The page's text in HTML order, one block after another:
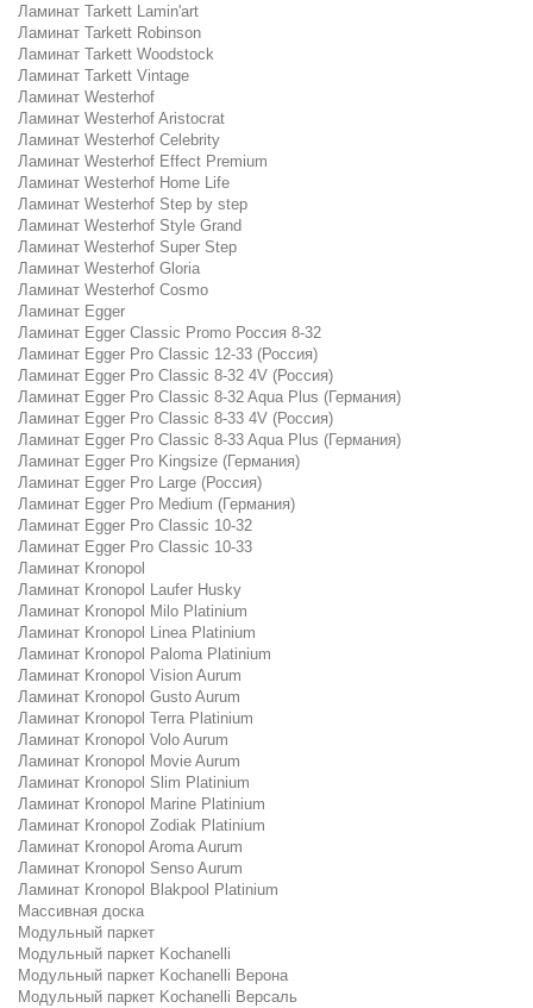
Ламинат Tarkett Lamin'art
Ламинат Tarkett Robinson
Ламинат Tarkett Woodstock
Ламинат Tarkett Vintage
Ламинат Westerhof
Ламинат Westerhof Aristocrat
Ламинат Westerhof Celebrity
Ламинат Westerhof Effect Premium
Ламинат Westerhof Home Life
Ламинат Westerhof Step by step
Ламинат Westerhof Style Grand
Ламинат Westerhof Super Step
Ламинат Westerhof Gloria
Ламинат Westerhof Cosmo
Ламинат Egger
Ламинат Egger Classic Promo Россия 8-32
Ламинат Egger Pro Classic 12-33 (Россия)
Ламинат Egger Pro Classic 8-32 4V (Россия)
Ламинат Egger Pro Classic 8-32 Aqua Plus (Германия)
Ламинат Egger Pro Classic 8-33 4V (Россия)
Ламинат Egger Pro Classic 8-33 Aqua Plus (Германия)
Ламинат Egger Pro Kingsize (Германия)
Ламинат Egger Pro Large (Россия)
Ламинат Egger Pro Medium (Германия)
Ламинат Egger Pro Classic 10-32
Ламинат Egger Pro Classic 10-33
Ламинат Kronopol
Ламинат Kronopol Laufer Husky
Ламинат Kronopol Milo Platinium
Ламинат Kronopol Linea Platinium
Ламинат Kronopol Paloma Platinium
Ламинат Kronopol Vision Aurum
Ламинат Kronopol Gusto Aurum
Ламинат Kronopol Terra Platinium
Ламинат Kronopol Volo Aurum
Ламинат Kronopol Movie Aurum
Ламинат Kronopol Slim Platinium
Ламинат Kronopol Marine Platinium
Ламинат Kronopol Zodiak Platinium
Ламинат Kronopol Aroma Aurum
Ламинат Kronopol Senso Aurum
Ламинат Kronopol Blakpool Platinium
Массивная доска
Модульный паркет
Модульный паркет Kochanelli
Модульный паркет Kochanelli Верона
Модульный паркет Kochanelli Версаль